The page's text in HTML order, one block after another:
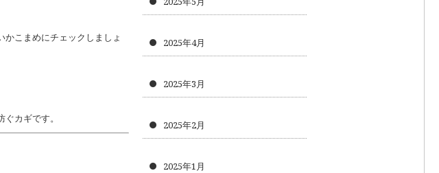
こまめにチェックしましょ
カギです。
2025年4月
2025年3月
2025年2月
2025年1月